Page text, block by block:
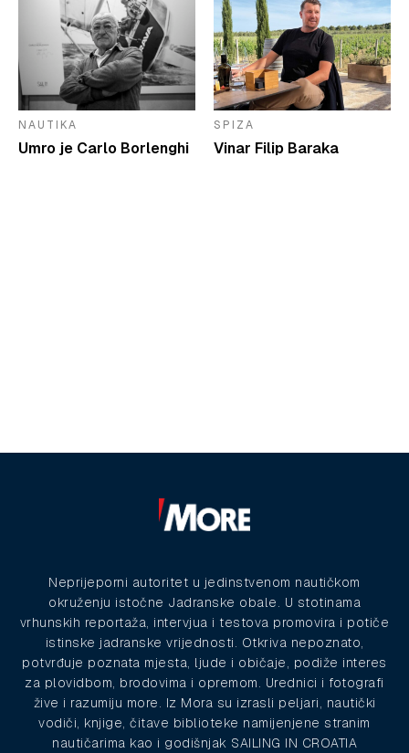
NAUTIKA
Umro je Carlo Borlenghi
SPIZA
Vinar Filip Baraka
Neprijeporni autoritet u jedinstvenom nautičkom
okruženju istočne Jadranske obale. U stotinama
vrhunskih reportaža, intervjua i testova promovira i potiče
istinske jadranske vrijednosti. Otkriva nepoznato,
potvrđuje poznata mjesta, ljude i običaje, podiže interes
za plovidbom, brodovima i opremom. Urednici i fotografi
žive i razumiju more. Iz Mora su izrasli peljari, nautički
vodiči, knjige, čitave biblioteke namijenjene stranim
nautičarima kao i godišnjak SAILING IN CROATIA